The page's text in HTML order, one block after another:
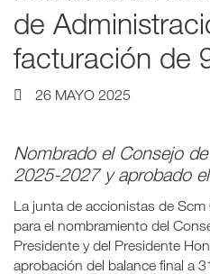
de
facturación de
26 MAYO 2025
Nombrado el Consejo
2025-2027 y aprobado
La junta de accionistas de
para el nombramiento del
Presidente y del Presidente
aprobación del balance final a